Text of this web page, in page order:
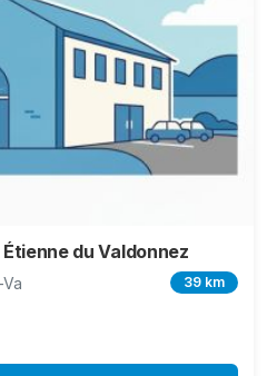
du Valdonnez
39 km